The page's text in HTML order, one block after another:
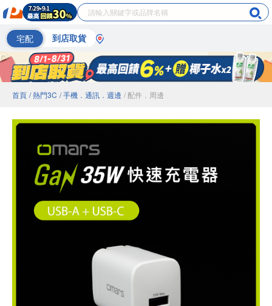
宅配 到店取貨
首頁 / 熱門3C / 手機．通訊．週邊 / 配件．周邊